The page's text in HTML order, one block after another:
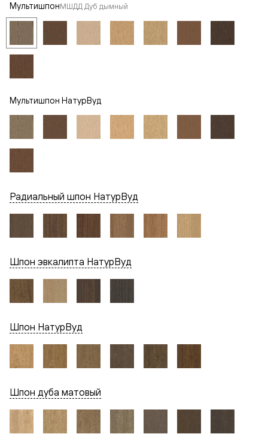
МультишпонМШДД Дуб дымный
Мультишпон НатурВуд
Радиальный шпон НатурВуд
Шпон эвкалипта НатурВуд
Шпон НатурВуд
Шпон дуба матовый